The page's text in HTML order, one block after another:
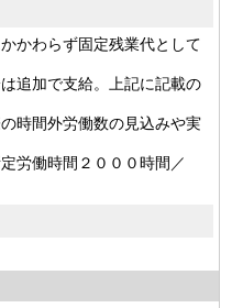
かわらず固定残業代として
追加で支給。上記に記載の
時間外労働数の見込みや実
労働時間２０００時間／